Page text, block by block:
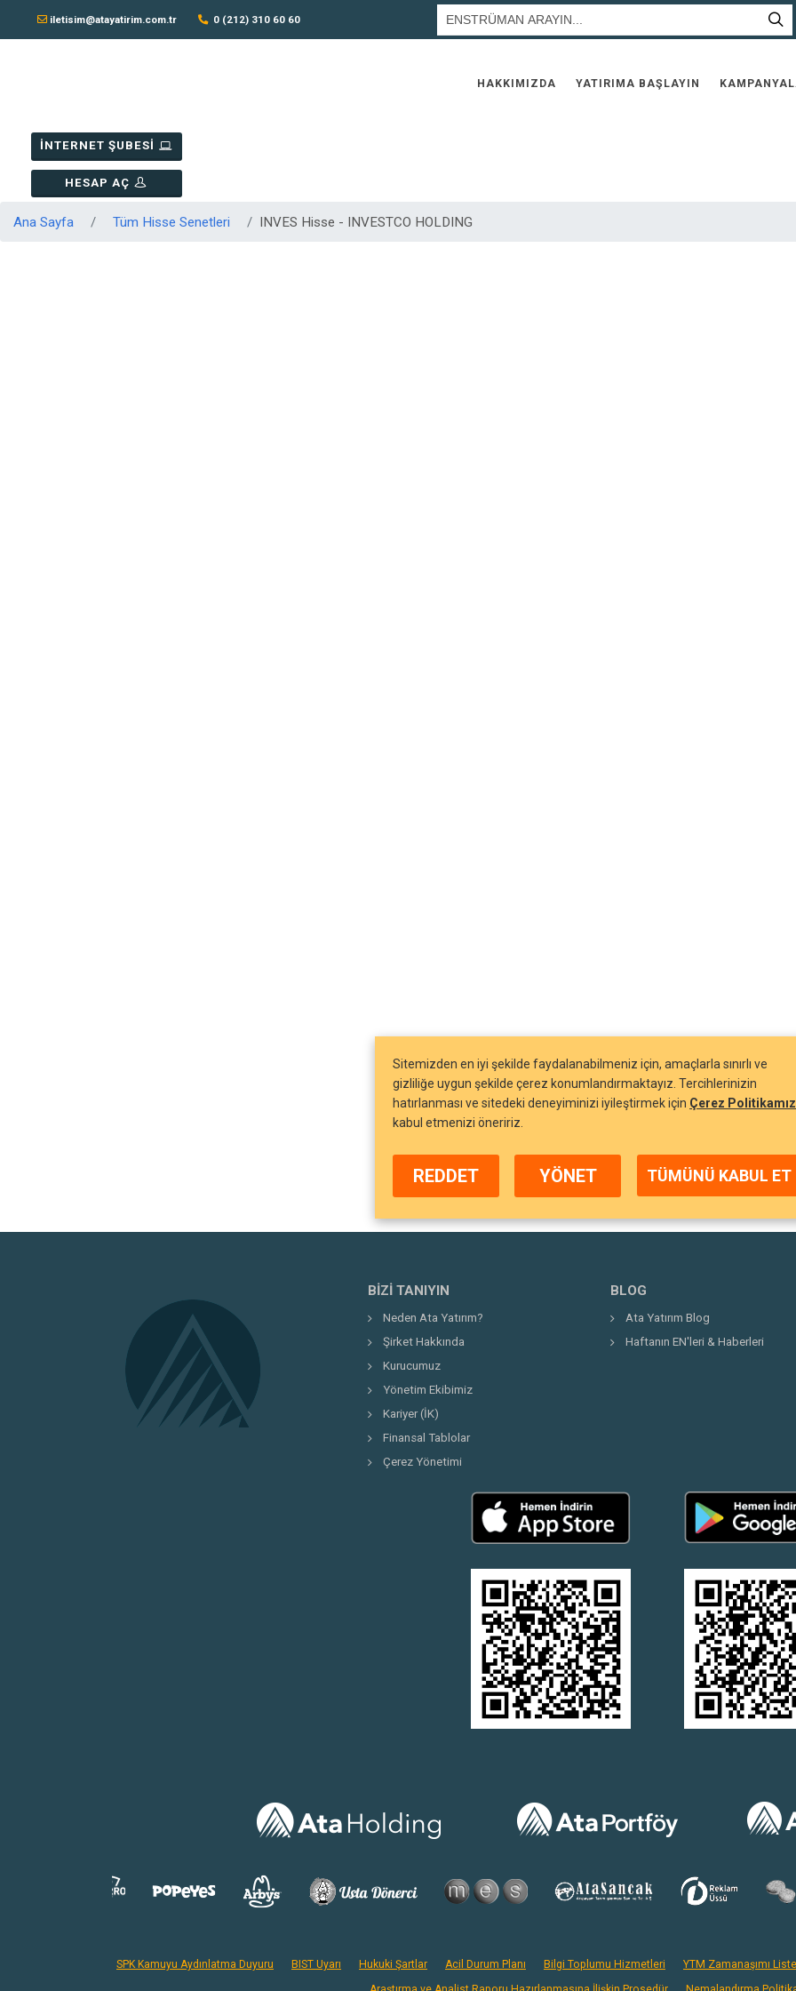
iletisim@atayatirim.com.tr 0 (212) 310 60 60
İNTERNET ŞUBESİ
HESAP AÇ
HAKKIMIZDA YATIRIMA BAŞLAYIN
Ana Sayfa Tüm Hisse Senetleri INVES Hisse - INVESTCO HOLDING
BIZI TANIYIN
Neden Ata Yatırım?
Şirket Hakkında
Kurucumuz
Yönetim Ekibimiz
Kariyer (İK)
Finansal Tablolar
Çerez Yönetimi
BLOG
Ata Yatırım Blog
Haftanın EN'leri & Haberleri
SPK Kamuyu Aydınlatma Duyuru BIST Uyarı Hukuki Şartlar Acil Durum Planı Bilgi Toplumu Hizmetleri
YTM Zamanaşımı
Sitemizden en iyi şekilde faydalanabilmeniz için, amaçlarla sınırlı ve
gizliliğe uygun şekilde çerez konumlandırmaktayız. Tercihlerinizin
hatırlanması ve sitedeki deneyiminizi iyileştirmek için Çerez
kabul etmenizi öneririz.
REDDET YÖNET TÜMÜNÜ KABUL ET